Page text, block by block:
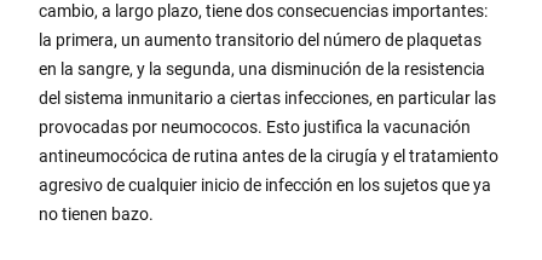
cambio, a largo plazo, tiene dos consecuencias importantes:
la primera, un aumento transitorio del número de plaquetas
en la sangre, y la segunda, una disminución de la resistencia
del sistema inmunitario a ciertas infecciones, en particular las
provocadas por neumococos. Esto justifica la vacunación
antineumocócica de rutina antes de la cirugía y el tratamiento
agresivo de cualquier inicio de infección en los sujetos que ya
no tienen bazo.